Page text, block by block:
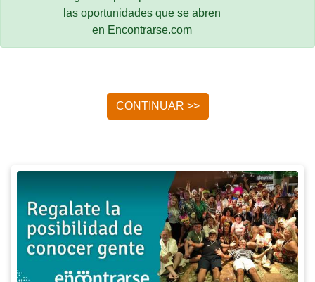
las oportunidades que se abren
en Encontrarse.com
CONTINUAR >>